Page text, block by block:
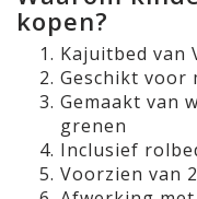
kopen?
Kajuitbed van
Geschikt voor
Gemaakt van
grenen
Inclusief
Voorzien van